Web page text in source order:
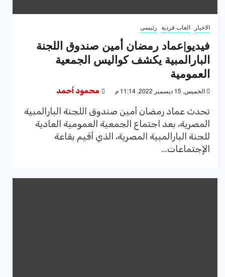
الاخبار العاب فردية رئيسى
فيديو|عماد رمضان أمين صندوق اللجنة
البارالمبية يكشف كواليس الجمعية
العمومية
الخميس, 15 ديسمبر 2022, 11:14 م محمود أحمد
تحدث عماد رمضان أمين صندوق اللجنة البارالمبية
المصرية، بعد اجتماع الجمعية العمومية العادية
للجنة البارالمبية المصرية، الذي أقيم بقاعة
الإجتماعات...